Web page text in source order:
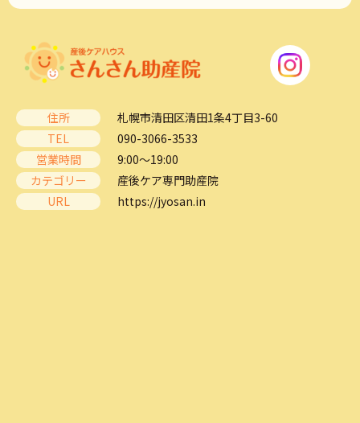
住所
札幌市清田区清田1条4丁目3-60
TEL
090-3066-3533
営業時間
9:00～19:00
カテゴリー
産後ケア専門助産院
URL
https://jyosan.in